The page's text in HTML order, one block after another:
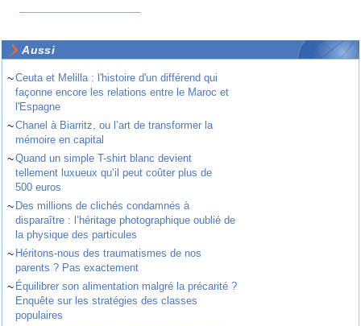
Aussi
~Ceuta et Melilla : l'histoire d'un différend qui
façonne encore les relations entre le Maroc et
l'Espagne
~Chanel à Biarritz, ou l’art de transformer la
mémoire en capital
~Quand un simple T-shirt blanc devient
tellement luxueux qu’il peut coûter plus de
500 euros
~ Des millions de clichés condamnés à
disparaître : l’héritage photographique oublié de
la physique des particules
~ Héritons-nous des traumatismes de nos
parents ? Pas exactement
~ Équilibrer son alimentation malgré la précarité ?
Enquête sur les stratégies des classes
populaires